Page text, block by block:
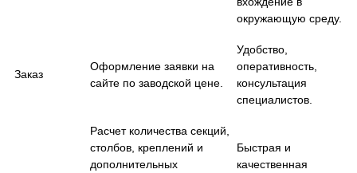
окружающую среду.
Заказ
Оформление заявки на
сайте по заводской цене.
Удобство,
оперативность,
консультация
специалистов.
Расчет количества секций,
столбов, креплений и
дополнительных
Быстрая и
качественная